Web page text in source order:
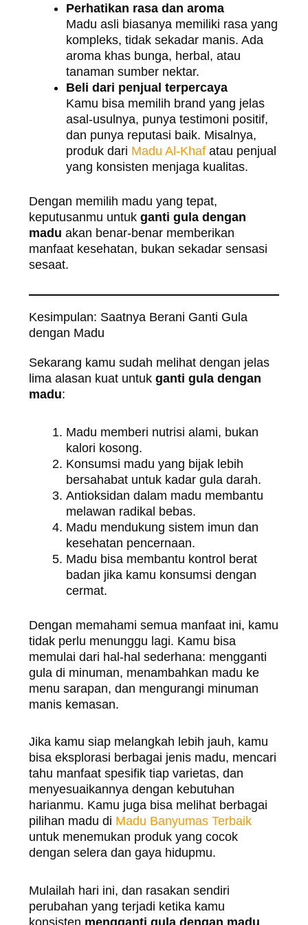
Perhatikan rasa dan aroma
Madu asli biasanya memiliki rasa yang
kompleks, tidak sekadar manis. Ada
aroma khas bunga, herbal, atau
tanaman sumber nektar.
Beli dari penjual terpercaya
Kamu bisa memilih brand yang jelas
asal-usulnya, punya testimoni positif,
dan punya reputasi baik. Misalnya,
produk dari Madu Al-Khaf atau penjual
yang konsisten menjaga kualitas.
Dengan memilih madu yang tepat,
keputusanmu untukganti gula dengan
madu akan benar-benar memberikan
manfaat kesehatan, bukan sekadar sensasi
sesaat.
Kesimpulan: Saatnya Berani Ganti Gula
dengan Madu
Sekarang kamu sudah melihat dengan jelas
lima alasan kuat untukganti gula dengan
madu:
Madu memberi nutrisi alami, bukan
kalori kosong.
Konsumsi madu yang bijak lebih
bersahabat untuk kadar gula darah.
Antioksidan dalam madu membantu
melawan radikal bebas.
Madu mendukung sistem imun dan
kesehatan pencernaan.
Madu bisa membantu kontrol berat
badan jika kamu konsumsi dengan
cermat.
Dengan memahami semua manfaat ini, kamu
tidak perlu menunggu lagi. Kamu bisa
memulai dari hal-hal sederhana: mengganti
gula di minuman, menambahkan madu ke
menu sarapan, dan mengurangi minuman
manis kemasan.
Jika kamu siap melangkah lebih jauh, kamu
bisa eksplorasi berbagai jenis madu, mencari
tahu manfaat spesifik tiap varietas, dan
menyesuaikannya dengan kebutuhan
harianmu. Kamu juga bisa melihat berbagai
pilihan madu di Madu Banyumas Terbaik
untuk menemukan produk yang cocok
dengan selera dan gaya hidupmu.
Mulailah hari ini, dan rasakan sendiri
perubahan yang terjadi ketika kamu
konsisten mengganti gula dengan madu